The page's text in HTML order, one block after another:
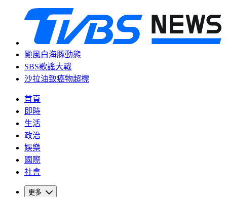
颱風白海豚動態
SBS歌謠大戰
沙拉油致癌物超標
首頁
即時
生活
政治
娛樂
國際
社會
更多